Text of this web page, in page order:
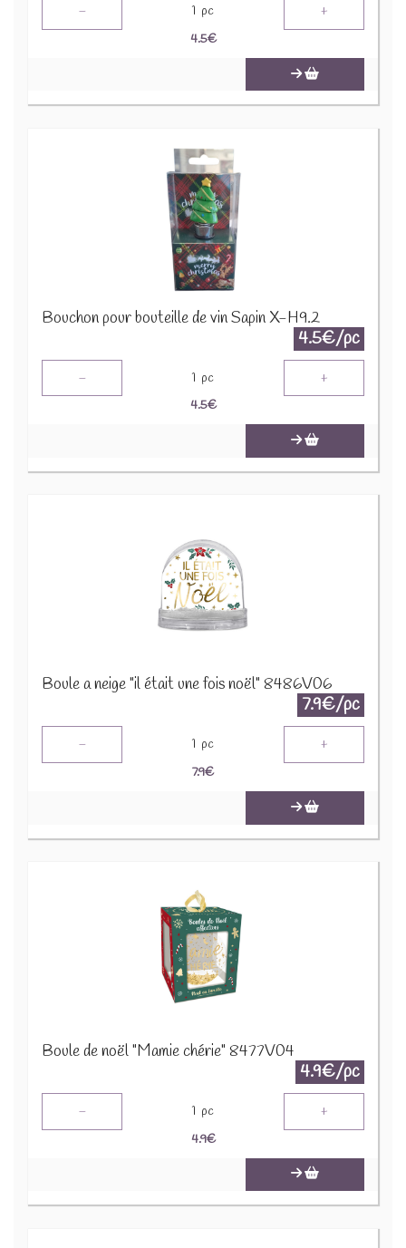
- 1 pc +
4.5€
Bouchon pour bouteille de vin Sapin X-H9.2
4.5€/pc
- 1 pc +
4.5€
Boule a neige "il était une fois noël" 8486V06
7.9€/pc
- 1 pc +
7.9€
Boule de noël "Mamie chérie" 8477V04
4.9€/pc
- 1 pc +
4.9€